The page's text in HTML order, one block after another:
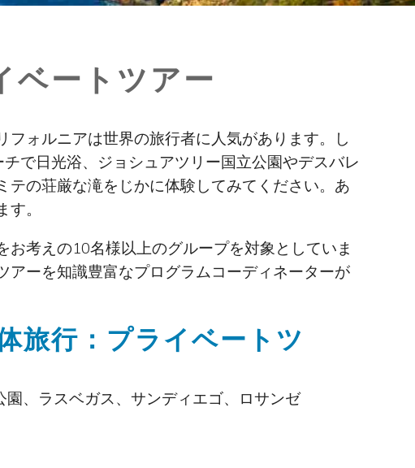
ベートツアー
ォルニアは世界の旅行者に人気があります。し
で日光浴、ジョシュアツリー国立公園やデスバレ
の荘厳な滝をじかに体験してみてください。あ
。
考えの10名様以上のグループを対象としていま
ーを知識豊富なプログラムコーディネーターが
旅行：プライベートツ
、ラスベガス、サンディエゴ、ロサンゼ